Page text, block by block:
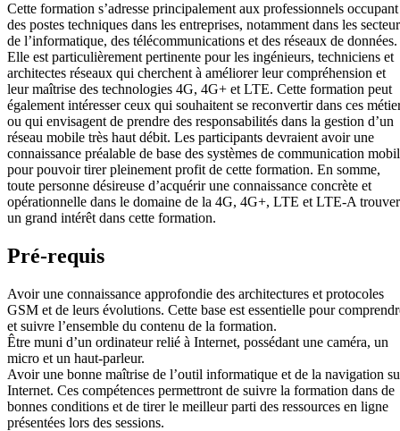
Cette formation s’adresse principalement aux professionnels occupant
des postes techniques dans les entreprises, notamment dans les
de l’informatique, des télécommunications et des réseaux de données.
Elle est particulièrement pertinente pour les ingénieurs, techniciens et
architectes réseaux qui cherchent à améliorer leur compréhension et
leur maîtrise des technologies 4G, 4G+ et LTE. Cette formation peut
également intéresser ceux qui souhaitent se reconvertir dans ces
ou qui envisagent de prendre des responsabilités dans la gestion d’un
réseau mobile très haut débit. Les participants devraient avoir une
connaissance préalable de base des systèmes de communication
pour pouvoir tirer pleinement profit de cette formation. En somme,
toute personne désireuse d’acquérir une connaissance concrète et
opérationnelle dans le domaine de la 4G, 4G+, LTE et LTE-A
un grand intérêt dans cette formation.
Pré-requis
Avoir une connaissance approfondie des architectures et protocoles
GSM et de leurs évolutions. Cette base est essentielle pour
et suivre l’ensemble du contenu de la formation.
Être muni d’un ordinateur relié à Internet, possédant une caméra, un
micro et un haut-parleur.
Avoir une bonne maîtrise de l’outil informatique et de la navigation
Internet. Ces compétences permettront de suivre la formation dans de
bonnes conditions et de tirer le meilleur parti des ressources en ligne
présentées lors des sessions.